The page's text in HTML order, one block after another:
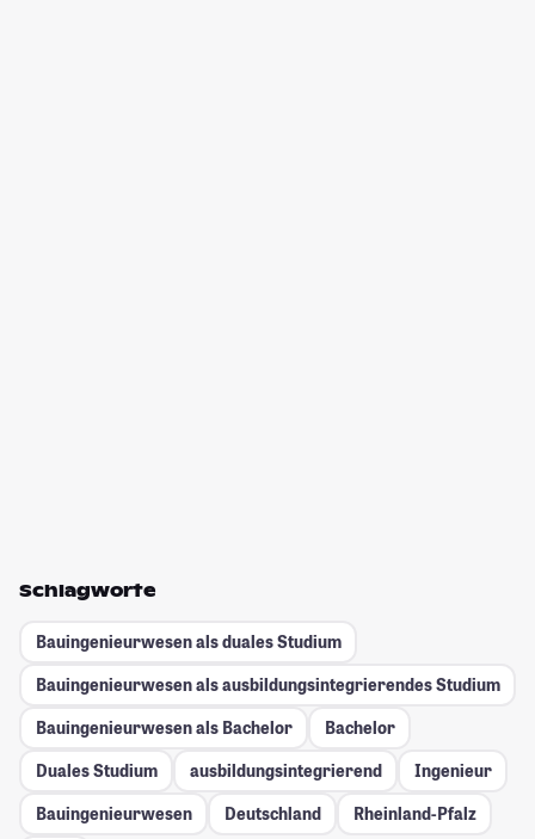
Schlagworte
Bauingenieurwesen als duales Studium
Bauingenieurwesen als ausbildungsintegrierendes Studium
Bauingenieurwesen als Bachelor
Bachelor
Duales Studium
ausbildungsintegrierend
Ingenieur
Bauingenieurwesen
Deutschland
Rheinland-Pfalz